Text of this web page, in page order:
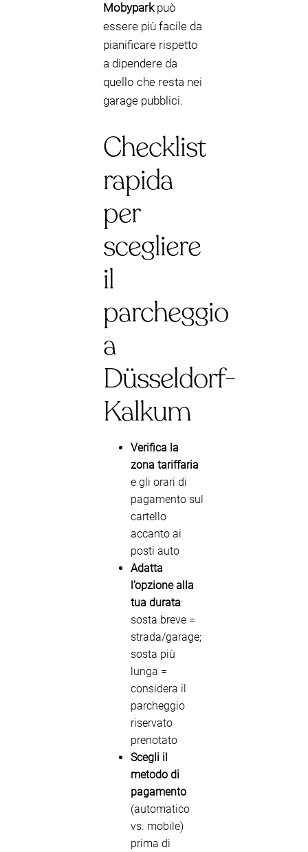
Mobyparkpuò
essere più facile da
pianificare rispetto
a dipendere da
quello che resta nei
garage pubblici.
Checklist
rapida
per
scegliere
il
parcheggio
a
Düsseldorf-
Kalkum
Verifica la
zona tariffaria
e gli orari di
pagamento sul
cartello
accanto ai
posti auto
Adatta
l’opzione alla
tua durata:
sosta breve =
strada/garage;
sosta più
lunga =
considera il
parcheggio
riservato
prenotato
Scegli il
metodo di
pagamento
(automatico
vs. mobile)
prima di